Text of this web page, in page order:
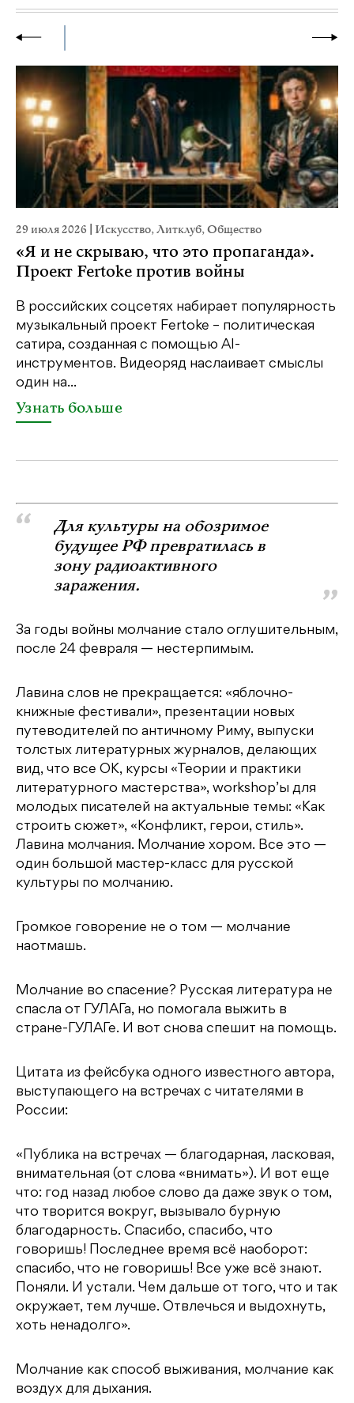
29 июля 2026 Искусство,Литклуб,Общество
«Я и не скрываю, что это пропаганда».
Проект Fertoke против войны
В российских соцсетях набирает популярность
музыкальный проект Fertoke – политическая
сатира, созданная с помощью AI-
инструментов. Видеоряд наслаивает смыслы
один на...
Узнать больше
Для культуры на обозримое
будущее РФ превратилась в
зону радиоактивного
заражения.
За годы войны молчание стало оглушительным,
после 24 февраля — нестерпимым.
Лавина слов не прекращается: «яблочно-
книжные фестивали», презентации новых
путеводителей по античному Риму, выпуски
толстых литературных журналов, делающих
вид, что все ОК, курсы «Теории и практики
литературного мастерства», workshop’ы для
молодых писателей на актуальные темы: «Как
строить сюжет», «Конфликт, герои, стиль».
Лавина молчания. Молчание хором. Все это —
один большой мастер-класс для русской
культуры по молчанию.
Громкое говорение не о том — молчание
наотмашь.
Молчание во спасение? Русская литература не
спасла от ГУЛАГа, но помогала выжить в
стране-ГУЛАГе. И вот снова спешит на помощь.
Цитата из фейсбука одного известного автора,
выступающего на встречах с читателями в
России:
«Публика на встречах — благодарная, ласковая,
внимательная (от слова «внимать»). И вот еще
что: год назад любое слово да даже звук о том,
что творится вокруг, вызывало бурную
благодарность. Спасибо, спасибо, что
говоришь! Последнее время всё наоборот:
спасибо, что не говоришь! Все уже всё знают.
Поняли. И устали. Чем дальше от того, что и так
окружает, тем лучше. Отвлечься и выдохнуть,
хоть ненадолго».
Молчание как способ выживания, молчание как
воздух для дыхания.